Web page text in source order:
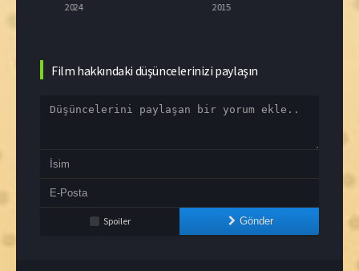
Film hakkındaki düşüncelerinizi paylaşın
Spoiler Gönder